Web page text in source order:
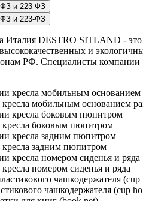
DESTRO SITLAND - это
и
РФ. Специалисты
мобильным основанием
боковым пюпитром
задним пюпитром
номером сиденья и ряда
чашкодержателя (cup